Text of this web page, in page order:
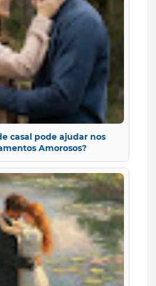
casal pode ajudar nos
Amorosos?